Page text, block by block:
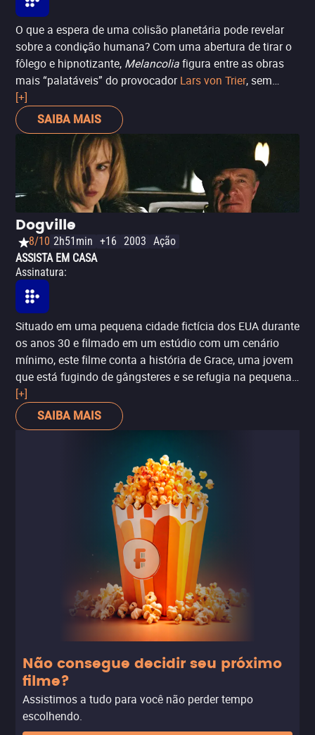
O que a espera de uma colisão planetária pode revelar
sobre a condição humana? Com uma abertura de tirar o
fôlego e hipnotizante, Melancoliafigura entre as obras
mais “palatáveis” do provocador Lars von Trier, sem
perder a intensidade que marca sua filmografia.
Misturando drama psicológico e ficção científica, o filme
investiga a depressão, os laços familiares e a
inevitabilidade da destruição. Desde o pôster — inspirado
na pintura Ofélia, de John Everett Millais — já se anuncia
o tom dramático e lânguido da protagonista, remetendo
à fragilidade emocional em contraste com a beleza
natural ao redor. As atuações de Kirsten Dunst (Guerra
Civil), vencedora do prêmio de Melhor Atriz em Cannes
2011, e Charlotte Gainsbourg (Anticristo
atmosfera angustiante, onde a ameaça de um planeta
colidir com a Terra se transforma em poderosa metáfora
para o colapso interno das personagens. A escolha de
Dunst veio após recomendação do diretor
Anderson, além disso, o filme coleciona diversas
indicações e prêmios. A mais recente, foi eleito peloThe
New York Times como um dos 100 melhores filmes do
século XXI. É uma experiência visualmente arrebatadora
e emocionalmente perturbadora que vale a viagem
melancólica.
[+]
SAIBA MAIS
Dogville
8/10 2h51min +16 2003 Ação
ASSISTA EM CASA
Assinatura:
Situado em uma pequena cidade fictícia dos EUA durante
os anos 30 e filmado em um estúdio com um cenário
mínimo, este filme conta a história de Grace, uma jovem
que está fugindo de gângsteres e se refugia na pequena
cidade mineira de Dogville.
[+]
SAIBA MAIS
Não consegue decidir seu próximo
filme?
Assistimos a tudo para você não perder tempo
escolhendo.